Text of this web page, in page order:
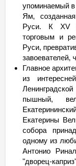
упоминаемый в
Ям,
Руси. К XV
торговым и
Руси,
завоевателей,
Главное
из
пышный,
Екатерины
собора
одному из
Антонио
"дворец-